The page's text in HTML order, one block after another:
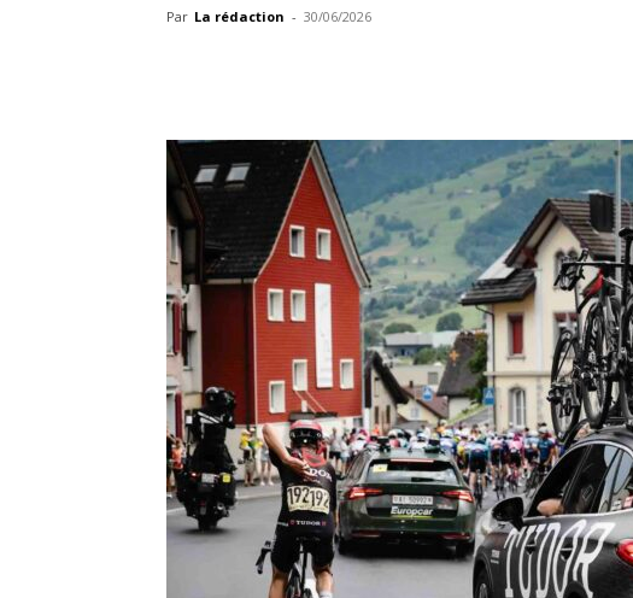
Par La rédaction - 30/06/2026